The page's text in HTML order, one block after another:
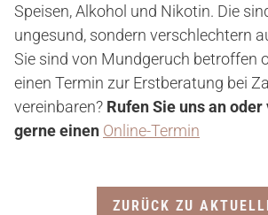
Speisen, Alkohol und Nikotin. Die
ungesund, sondern verschlechtern
Sie sind von Mundgeruch betroffen
einen Termin zur Erstberatung bei
vereinbaren? Rufen Sie uns an
gerne einen Online-Termin
ZURÜCK ZU